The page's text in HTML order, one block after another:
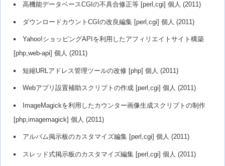
高機能データベースCGIの不具合修正等 [perl,cgi] 個人 (2011)
ダウンロードカウントCGIの改良編集 [perl,cgi] 個人 (2011)
Yahoo!ショッピングAPIを利用したアフィリエイトサイト構築
[php,web-api] 個人 (2011)
短縮URLアドレス管理ツールの改修 [php] 個人 (2011)
Webアプリ設置補助スクリプトの作成 [perl,cgi] 個人 (2011)
ImageMagickを利用したカウンター画像生成スクリプトの制作
[php,imagemagick] 個人 (2011)
アルバム掲示板のカスタマイズ編集 [perl,cgi] 個人 (2011)
スレッド式掲示板のカスタマイズ編集 [perl,cgi] 個人 (2011)